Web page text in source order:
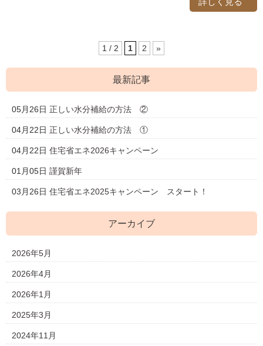
1 / 2 1 2 »
最新記事
05月26日 正しい水分補給の方法 ②
04月22日 正しい水分補給の方法 ①
04月22日 住宅省エネ2026キャンペーン
01月05日 謹賀新年
03月26日 住宅省エネ2025キャンペーン スタート！
アーカイブ
2026年5月
2026年4月
2026年1月
2025年3月
2024年11月